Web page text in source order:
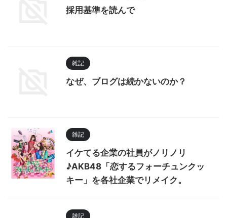
採用基準を読んで
雑記
なぜ、ブログは続かないのか？
雑記
イケてる企業の社員がノリノリ
♪AKB48「恋するフォーチュンクッ
キー」を各社企業でリメイク。
雑記